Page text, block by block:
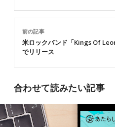
前の記事
米ロックバンド「Kings Of
でリリース
合わせて読みたい記事